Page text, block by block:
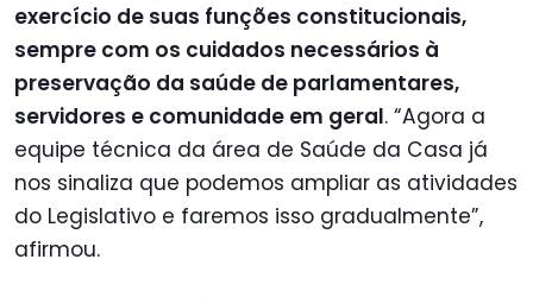
exercício de suas funções constitucionais,
sempre com os cuidados necessários à
preservação da saúde de parlamentares,
servidores e comunidade em geral. “Agora a
equipe técnica da área de Saúde da Casa já
nos sinaliza que podemos ampliar as atividades
do Legislativo e faremos isso gradualmente”,
afirmou.